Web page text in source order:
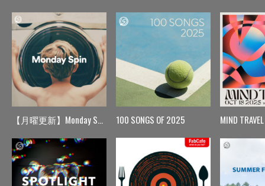
【月曜更新】Monday Spin 100 SONGS OF 2025 MIND TRAVEL